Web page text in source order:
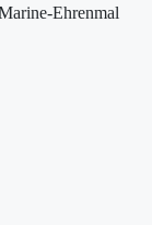
Ehrenmal